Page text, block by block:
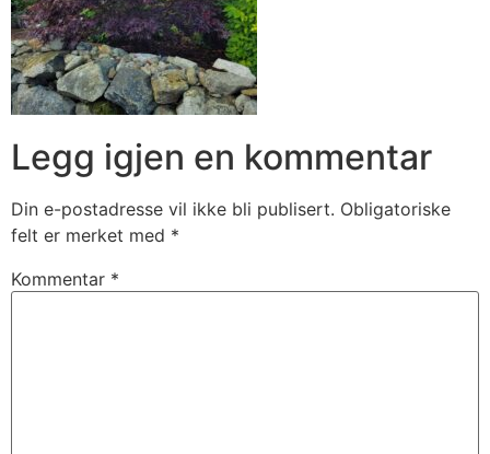
Legg igjen en kommentar
Din e-postadresse vil ikke bli publisert. Obligatoriske
felt er merket med *
Kommentar *